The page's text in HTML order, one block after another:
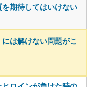
期待してはいけない
には解けない問題がこ